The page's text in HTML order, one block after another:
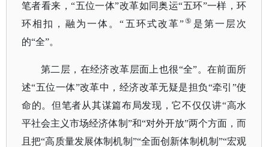
笔者看来，“五位一体”改革如同奥运“五环”一样，环
环相扣，融为一体。“五环式改革” ⑤ 是第一层次
的“全”。
第二层，在经济改革层面上也很“全”。在前面所
述“五位一体”改革中，经济改革无疑是担负“牵引”使
命的。但笔者从其谋篇布局发现，它不仅仅讲“高水
平社会主义市场经济体制”和“对外开放”两个方面，而
且把“高质量发展体制机制”“全面创新体制机制”“宏观